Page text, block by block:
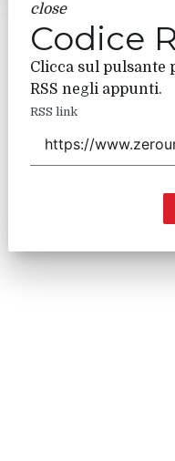
close
Codice
Clicca sul pulsante
RSS negli appunti.
RSS link